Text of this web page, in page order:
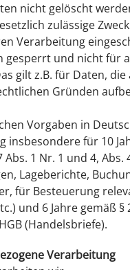
nicht gelöscht
zulässige
Verarbeitung
gesperrt und nicht für
gilt z.B. für Daten, die
Gründen
Vorgaben in
insbesondere für 10
Abs. 1 Nr. 1 und 4, Abs.
Lageberichte,
für Besteuerung
und 6 Jahre gemäß §
(Handelsbriefe).
Verarbeitung